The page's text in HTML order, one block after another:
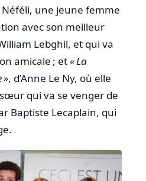
une jeune femme
avec son meilleur
Lebghil, et qui va
amicale ; et« La
», d’Anne Le Ny, où elle
qui va se venger de
Baptiste Lecaplain, qui